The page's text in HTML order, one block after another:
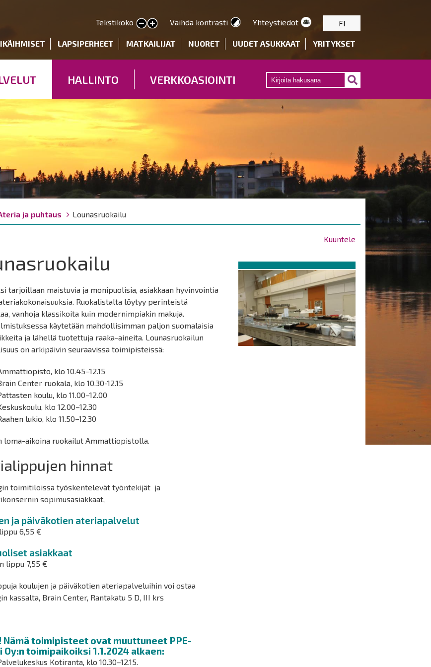
pääsisältöön
Tekstikoko
Pienennä tekstin kokoa
Suurenna tekstin kokoa Vaihda kontrasti Yhteystiedot FI
IKÄIHMISET LAPSIPERHEET MATKAILIJAT NUORET UUDET ASUKKAAT YRITYKSET
HALLINTO VERKKOASIOINTI
ja puhtaus Lounasruokailu
Kuuntele
tarjoillaan maistuvia ja monipuolisia, asiakkaan hyvinvointia
Ruokalistalta löytyy perinteistä
vanhoja klassikoita kuin modernimpiakin makuja.
käytetään mahdollisimman paljon suomalaisia
ja lähellä tuotettuja raaka-aineita. Lounasruokailun
on arkipäivin seuraavissa toimipisteissä:
klo 10.45–12.15
Center ruokala, klo 10.30-12.15
koulu, klo 11.00–12.00
klo 12.00–12.30
lukio, klo 11.50–12.30
loma-aikoina ruokailut Ammattiopistolla.
hinnat
toimitiloissa työskentelevät työntekijät ja
sopimusasiakkaat,
ja päiväkotien ateriapalvelut
6,55 €
asiakkaat
lippu 7,55 €
koulujen ja päiväkotien ateriapalveluihin voi ostaa
kassalta, Brain Center, Rantakatu 5 D, III krs
Nämä toimipisteet ovat muuttuneet PPE-
Oy:n toimipaikoiksi 1.1.2024 alkaen:
Kotiranta, klo 10.30–12.15.